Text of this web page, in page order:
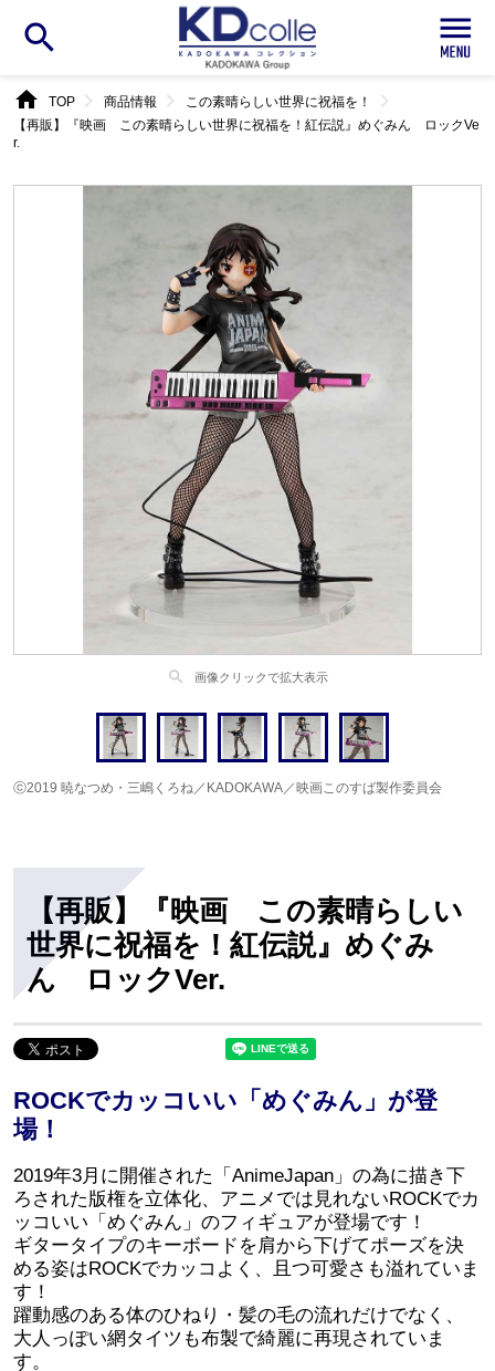
search
home TOPchevron_right 商品情報chevron_right この素晴らしい世界に祝福を！ chevron_right
【再販】『映画 この素晴らしい世界に祝福を！紅伝説』めぐみん ロックVe
r.
search 画像クリックで拡大表示
ⓒ2019 暁なつめ・三嶋くろね／KADOKAWA／映画このすば製作委員会
【再販】『映画 この素晴らしい
世界に祝福を！紅伝説』めぐみ
ん ロックVer.
ROCKでカッコいい「めぐみん」が登
場！
2019年3月に開催された「AnimeJapan」の為に描き下
ろされた版権を立体化、アニメでは見れないROCKでカ
ッコいい「めぐみん」のフィギュアが登場です！
ギタータイプのキーボードを肩から下げてポーズを決
める姿はROCKでカッコよく、且つ可愛さも溢れていま
す！
躍動感のある体のひねり・髪の毛の流れだけでなく、
大人っぽい網タイツも布製で綺麗に再現されていま
す。